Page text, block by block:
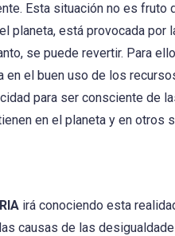
Esta situación no es fruto
planeta, está provocada por
se puede revertir. Para
en el buen uso de los
para ser consciente de
en el planeta y en otros
irá conociendo esta
causas de las